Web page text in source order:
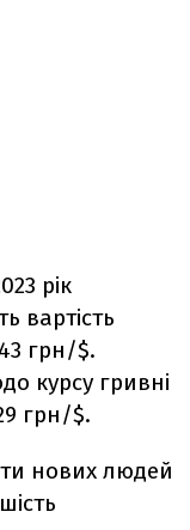
рік
вартість
грн/$.
курсу гривні
грн/$.
нових людей